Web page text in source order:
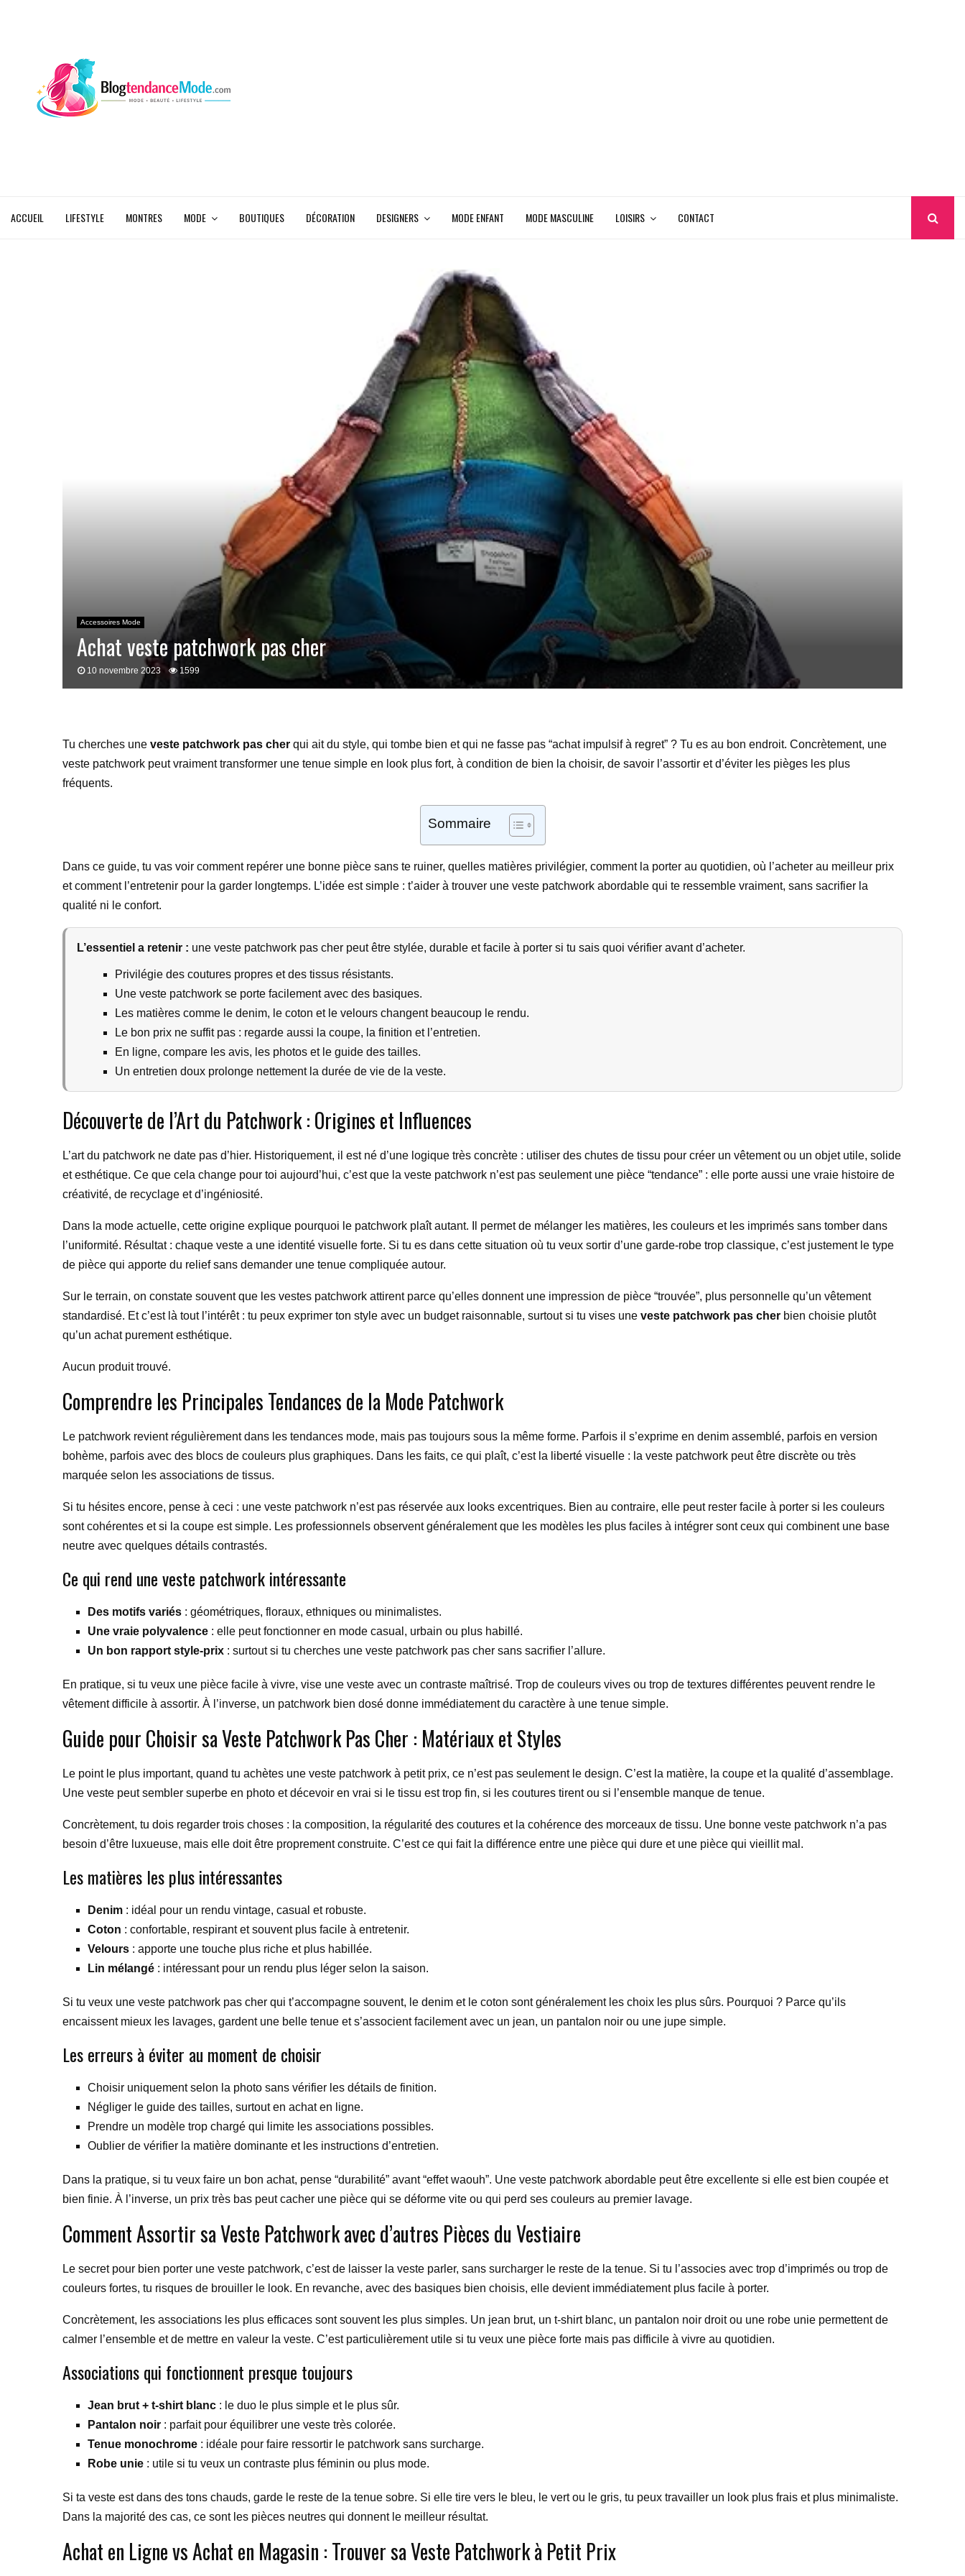
ACCUEIL LIFESTYLE MONTRES MODE BOUTIQUES DÉCORATION DESIGNERS MODE ENFANT MODE MASCULINE LOISIRS CONTACT
Accessoires Mode
Achat veste patchwork pas cher
10 novembre 2023 1599
Tu cherches une veste patchwork pas cher qui ait du style, qui tombe bien et qui ne fasse pas “achat impulsif à regret” ? Tu es au bon endroit. Concrètement, une
veste patchwork peut vraiment transformer une tenue simple en look plus fort, à condition de bien la choisir, de savoir l’assortir et d’éviter les pièges les plus
fréquents.
Sommaire
Dans ce guide, tu vas voir comment repérer une bonne pièce sans te ruiner, quelles matières privilégier, comment la porter au quotidien, où l’acheter au meilleur prix
et comment l’entretenir pour la garder longtemps. L’idée est simple : t’aider à trouver une veste patchwork abordable qui te ressemble vraiment, sans sacrifier la
qualité ni le confort.
L’essentiel a retenir : une veste patchwork pas cher peut être stylée, durable et facile à porter si tu sais quoi vérifier avant d’acheter.
Privilégie des coutures propres et des tissus résistants.
Une veste patchwork se porte facilement avec des basiques.
Les matières comme le denim, le coton et le velours changent beaucoup le rendu.
Le bon prix ne suffit pas : regarde aussi la coupe, la finition et l’entretien.
En ligne, compare les avis, les photos et le guide des tailles.
Un entretien doux prolonge nettement la durée de vie de la veste.
Découverte de l’Art du Patchwork : Origines et Influences
L’art du patchwork ne date pas d’hier. Historiquement, il est né d’une logique très concrète : utiliser des chutes de tissu pour créer un vêtement ou un objet utile, solide
et esthétique. Ce que cela change pour toi aujourd’hui, c’est que la veste patchwork n’est pas seulement une pièce “tendance” : elle porte aussi une vraie histoire de
créativité, de recyclage et d’ingéniosité.
Dans la mode actuelle, cette origine explique pourquoi le patchwork plaît autant. Il permet de mélanger les matières, les couleurs et les imprimés sans tomber dans
l’uniformité. Résultat : chaque veste a une identité visuelle forte. Si tu es dans cette situation où tu veux sortir d’une garde-robe trop classique, c’est justement le type
de pièce qui apporte du relief sans demander une tenue compliquée autour.
Sur le terrain, on constate souvent que les vestes patchwork attirent parce qu’elles donnent une impression de pièce “trouvée”, plus personnelle qu’un vêtement
standardisé. Et c’est là tout l’intérêt : tu peux exprimer ton style avec un budget raisonnable, surtout si tu vises une veste patchwork pas cher bien choisie plutôt
qu’un achat purement esthétique.
Aucun produit trouvé.
Comprendre les Principales Tendances de la Mode Patchwork
Le patchwork revient régulièrement dans les tendances mode, mais pas toujours sous la même forme. Parfois il s’exprime en denim assemblé, parfois en version
bohème, parfois avec des blocs de couleurs plus graphiques. Dans les faits, ce qui plaît, c’est la liberté visuelle : la veste patchwork peut être discrète ou très
marquée selon les associations de tissus.
Si tu hésites encore, pense à ceci : une veste patchwork n’est pas réservée aux looks excentriques. Bien au contraire, elle peut rester facile à porter si les couleurs
sont cohérentes et si la coupe est simple. Les professionnels observent généralement que les modèles les plus faciles à intégrer sont ceux qui combinent une base
neutre avec quelques détails contrastés.
Ce qui rend une veste patchwork intéressante
Des motifs variés : géométriques, floraux, ethniques ou minimalistes.
Une vraie polyvalence : elle peut fonctionner en mode casual, urbain ou plus habillé.
Un bon rapport style-prix : surtout si tu cherches une veste patchwork pas cher sans sacrifier l’allure.
En pratique, si tu veux une pièce facile à vivre, vise une veste avec un contraste maîtrisé. Trop de couleurs vives ou trop de textures différentes peuvent rendre le
vêtement difficile à assortir. À l’inverse, un patchwork bien dosé donne immédiatement du caractère à une tenue simple.
Guide pour Choisir sa Veste Patchwork Pas Cher : Matériaux et Styles
Le point le plus important, quand tu achètes une veste patchwork à petit prix, ce n’est pas seulement le design. C’est la matière, la coupe et la qualité d’assemblage.
Une veste peut sembler superbe en photo et décevoir en vrai si le tissu est trop fin, si les coutures tirent ou si l’ensemble manque de tenue.
Concrètement, tu dois regarder trois choses : la composition, la régularité des coutures et la cohérence des morceaux de tissu. Une bonne veste patchwork n’a pas
besoin d’être luxueuse, mais elle doit être proprement construite. C’est ce qui fait la différence entre une pièce qui dure et une pièce qui vieillit mal.
Les matières les plus intéressantes
Denim : idéal pour un rendu vintage, casual et robuste.
Coton : confortable, respirant et souvent plus facile à entretenir.
Velours : apporte une touche plus riche et plus habillée.
Lin mélangé : intéressant pour un rendu plus léger selon la saison.
Si tu veux une veste patchwork pas cher qui t’accompagne souvent, le denim et le coton sont généralement les choix les plus sûrs. Pourquoi ? Parce qu’ils
encaissent mieux les lavages, gardent une belle tenue et s’associent facilement avec un jean, un pantalon noir ou une jupe simple.
Les erreurs à éviter au moment de choisir
Choisir uniquement selon la photo sans vérifier les détails de finition.
Négliger le guide des tailles, surtout en achat en ligne.
Prendre un modèle trop chargé qui limite les associations possibles.
Oublier de vérifier la matière dominante et les instructions d’entretien.
Dans la pratique, si tu veux faire un bon achat, pense “durabilité” avant “effet waouh”. Une veste patchwork abordable peut être excellente si elle est bien coupée et
bien finie. À l’inverse, un prix très bas peut cacher une pièce qui se déforme vite ou qui perd ses couleurs au premier lavage.
Comment Assortir sa Veste Patchwork avec d’autres Pièces du Vestiaire
Le secret pour bien porter une veste patchwork, c’est de laisser la veste parler, sans surcharger le reste de la tenue. Si tu l’associes avec trop d’imprimés ou trop de
couleurs fortes, tu risques de brouiller le look. En revanche, avec des basiques bien choisis, elle devient immédiatement plus facile à porter.
Concrètement, les associations les plus efficaces sont souvent les plus simples. Un jean brut, un t-shirt blanc, un pantalon noir droit ou une robe unie permettent de
calmer l’ensemble et de mettre en valeur la veste. C’est particulièrement utile si tu veux une pièce forte mais pas difficile à vivre au quotidien.
Associations qui fonctionnent presque toujours
Jean brut + t-shirt blanc : le duo le plus simple et le plus sûr.
Pantalon noir : parfait pour équilibrer une veste très colorée.
Tenue monochrome : idéale pour faire ressortir le patchwork sans surcharge.
Robe unie : utile si tu veux un contraste plus féminin ou plus mode.
Si ta veste est dans des tons chauds, garde le reste de la tenue sobre. Si elle tire vers le bleu, le vert ou le gris, tu peux travailler un look plus frais et plus minimaliste.
Dans la majorité des cas, ce sont les pièces neutres qui donnent le meilleur résultat.
Achat en Ligne vs Achat en Magasin : Trouver sa Veste Patchwork à Petit Prix